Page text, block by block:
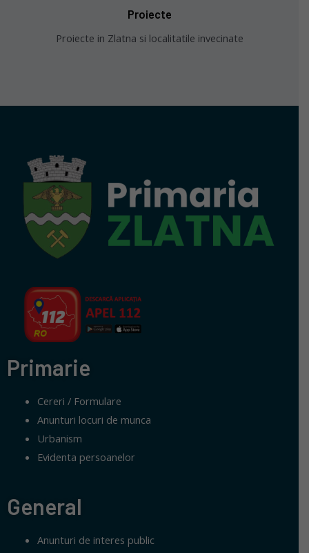
Proiecte
Proiecte in Zlatna si localitatile invecinate
Primarie
Cereri / Formulare
Anunturi locuri de munca
Urbanism
Evidenta persoanelor
General
Anunturi de interes public